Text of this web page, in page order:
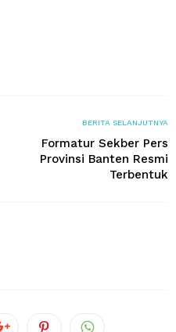
BERITA SELANJUTNYA
Formatur Sekber Pers
Provinsi Banten Resmi
Terbentuk